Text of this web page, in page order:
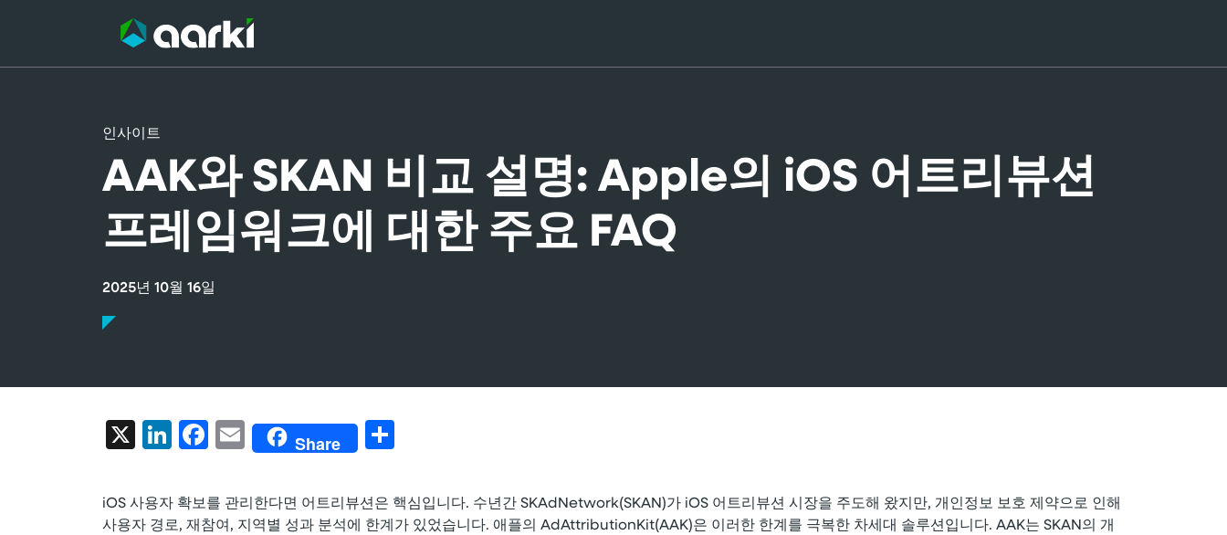
건
인사이트
AAK와 SKAN 비교 설명: Apple의 iOS 어트리뷰션
프레임워크에 대한 주요 FAQ
2025년 10월 16일
X LinkedIn
Facebook
Email
Share
iOS 사용자 확보를 관리한다면 어트리뷰션은 핵심입니다. 수년간 SKAdNetwork(SKAN)가 iOS 어트리뷰션 시장을 주도해 왔지만, 개인정보 보호 제약으로 인해
사용자 경로, 재참여, 지역별 성과 분석에 한계가 있었습니다. 애플의 AdAttributionKit(AAK)은 이러한 한계를 극복한 차세대 솔루션입니다. AAK는 SKAN의 개